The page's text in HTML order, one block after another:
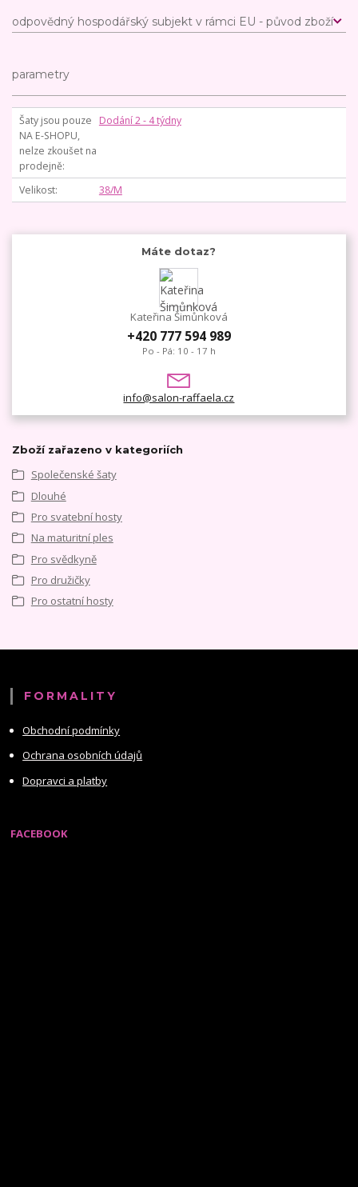
odpovědný hospodářský subjekt v rámci EU - původ zboží
parametry
Šaty jsou pouze
NA E-SHOPU,
nelze zkoušet na
prodejně
Dodání 2 - 4 týdny
Velikost 38/M
Máte dotaz?
Kateřina Šimůnková
+420 777 594 989
Po - Pá: 10 - 17 h
info@salon-raffaela.cz
Zboží zařazeno v kategoriích
Společenské šaty
Dlouhé
Pro svatební hosty
Na maturitní ples
Pro svědkyně
Pro družičky
Pro ostatní hosty
FORMALITY
Obchodní podmínky
Ochrana osobních údajů
Dopravci a platby
FACEBOOK